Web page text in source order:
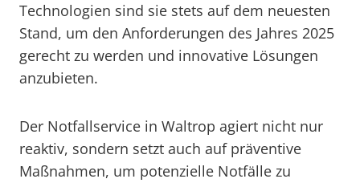
Technologien sind sie stets auf dem neuesten
Stand, um den Anforderungen des Jahres 2025
gerecht zu werden und innovative Lösungen
anzubieten.
Der Notfallservice in Waltrop agiert nicht nur
reaktiv, sondern setzt auch auf präventive
Maßnahmen, um potenzielle Notfälle zu